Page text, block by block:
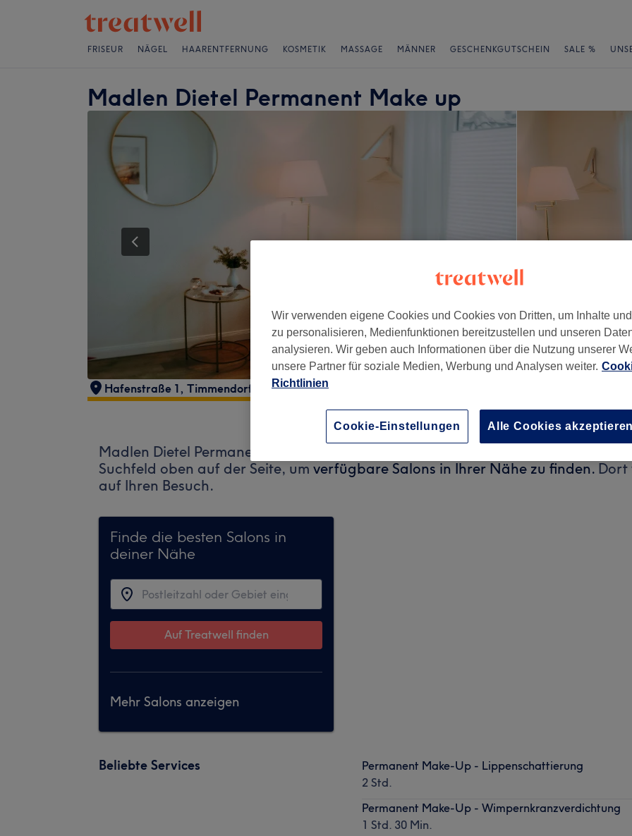
FRISEUR NÄGEL HAARENTFERNUNG KOSMETIK MASSAGE MÄNNER GESCHENKGUTSCHEIN SALE %
Madlen Dietel Permanent Make up
Hafenstraße 1 , Timmendorfer Strand, 23669
Madlen Dietel Permanent Make up nimmt derzeit keine Buchungen über
Suchfeld oben auf der Seite, um verfügbare Salons in Ihrer Nähe zu finden. Dort
auf Ihren Besuch.
Finde die besten Salons in
deiner Nähe
Auf Treatwell finden
Mehr Salons anzeigen
Beliebte Services
Permanent Make-Up - Lippenschattierung
2 Std.
Permanent Make-Up - Wimpernkranzverdichtung
1 Std. 30 Min.
Wir verwenden eigene Cookies und Cookies von Dritten, um Inhalte
zu personalisieren, Medienfunktionen bereitzustellen und unseren
analysieren. Wir geben auch Informationen über die Nutzung unserer
unsere Partner für soziale Medien, Werbung und Analysen weiter.
Richtlinien
Cookie-Einstellungen Alle Cookies